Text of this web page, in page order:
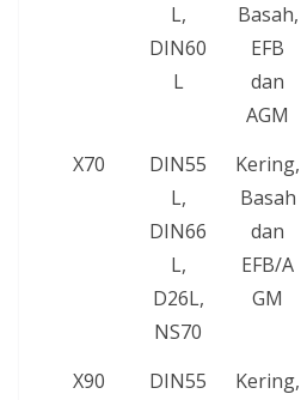
L,
DIN60
L
Basah,
EFB
dan
AGM
X70
DIN55
L,
DIN66
L,
D26L,
NS70
Kering,
Basah
dan
EFB/A
GM
X90
DIN55
Kering,